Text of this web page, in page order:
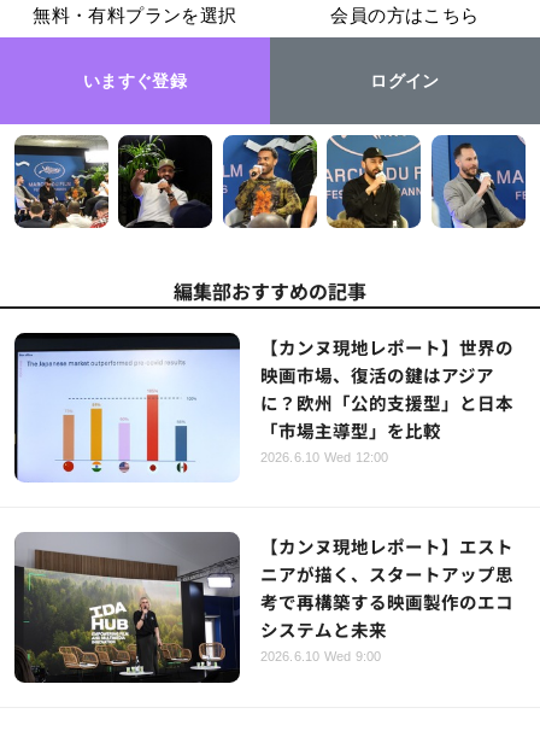
無料・有料プランを選択
いますぐ登録
会員の方はこちら
ログイン
編集部おすすめの記事
【カンヌ現地レポート】世界の
映画市場、復活の鍵はアジア
に？欧州「公的支援型」と日本
「市場主導型」を比較
2026.6.10 Wed 12:00
【カンヌ現地レポート】エスト
ニアが描く、スタートアップ思
考で再構築する映画製作のエコ
システムと未来
2026.6.10 Wed 9:00